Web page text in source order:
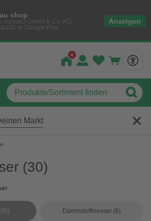
shop
connect GmbH & Co. KG
In Google Play
Anzeigen
Markt
(30)
Dämmstoffmesser (6)